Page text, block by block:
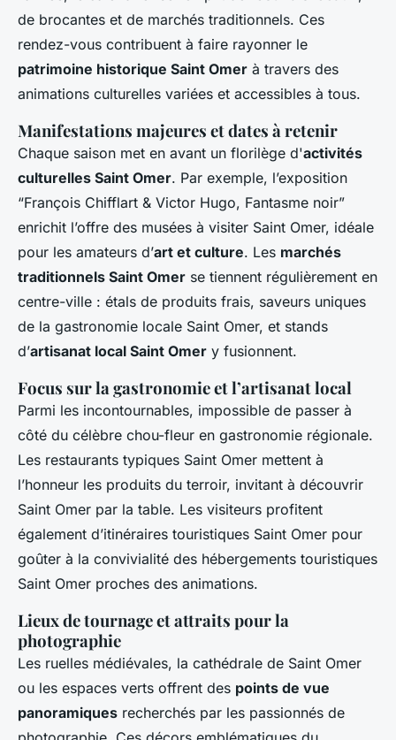
de brocantes et de marchés traditionnels. Ces
rendez-vous contribuent à faire rayonner le
patrimoine historique Saint Omer à travers des
animations culturelles variées et accessibles à tous.
Manifestations majeures et dates à retenir
Chaque saison met en avant un florilège d'activités
culturelles Saint Omer. Par exemple, l’exposition
“François Chifflart & Victor Hugo, Fantasme noir”
enrichit l’offre des musées à visiter Saint Omer, idéale
pour les amateurs d’art et culture. Les marchés
traditionnels Saint Omer se tiennent régulièrement en
centre-ville : étals de produits frais, saveurs uniques
de la gastronomie locale Saint Omer, et stands
d’artisanat local Saint Omer y fusionnent.
Focus sur la gastronomie et l’artisanat local
Parmi les incontournables, impossible de passer à
côté du célèbre chou-fleur en gastronomie régionale.
Les restaurants typiques Saint Omer mettent à
l’honneur les produits du terroir, invitant à découvrir
Saint Omer par la table. Les visiteurs profitent
également d’itinéraires touristiques Saint Omer pour
goûter à la convivialité des hébergements touristiques
Saint Omer proches des animations.
Lieux de tournage et attraits pour la
photographie
Les ruelles médiévales, la cathédrale de Saint Omer
ou les espaces verts offrent des points de vue
panoramiques recherchés par les passionnés de